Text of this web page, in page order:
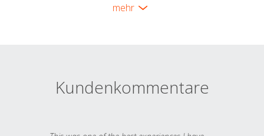
mehr
Kundenkommentare